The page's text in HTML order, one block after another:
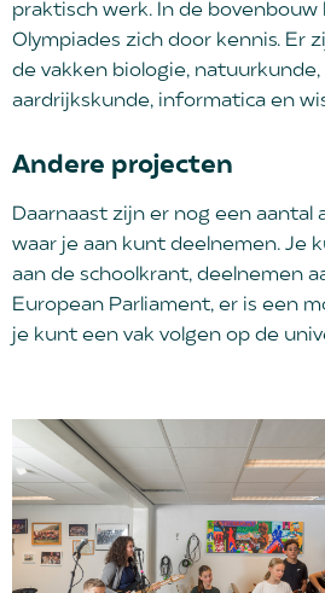
praktisch werk. In de
Olympiades zich door kennis. Er
de vakken biologie, natuurkunde,
aardrijkskunde, informatica en
Andere projecten
Daarnaast zijn er nog een
waar je aan kunt deelnemen. Je
aan de schoolkrant, deelnemen
European Parliament, er is een
je kunt een vak volgen op de